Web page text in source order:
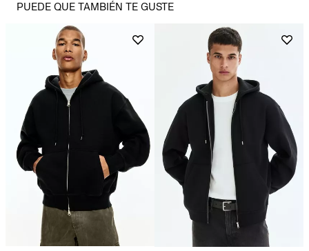
PUEDE QUE TAMBIÉN TE GUSTE